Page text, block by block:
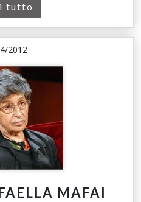
tutto
2012
MAFAI